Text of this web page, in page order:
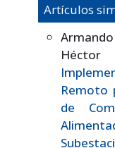
Artículos
Héctor
Remoto
de